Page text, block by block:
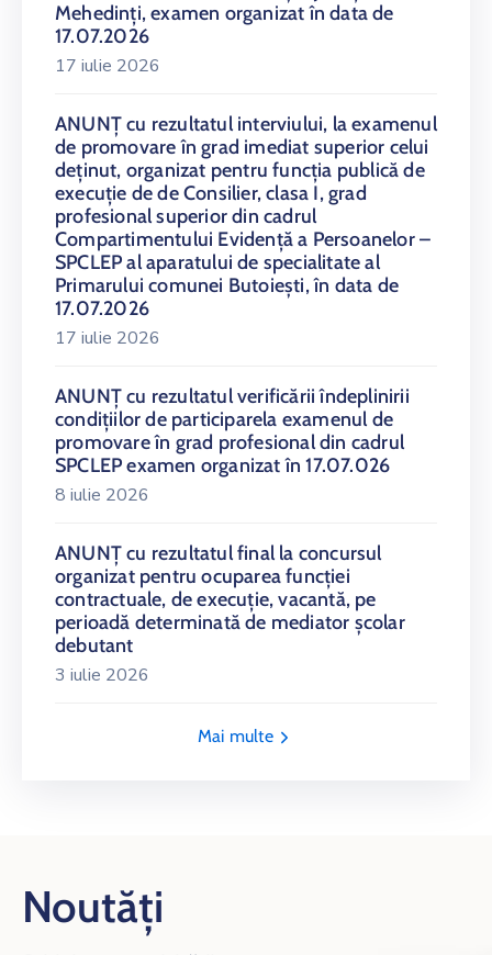
Mehedinți, examen organizat în data de
17.07.2026
17 iulie 2026
ANUNŢ cu rezultatul interviului, la examenul
de promovare în grad imediat superior celui
deținut, organizat pentru funcția publică de
execuție de de Consilier, clasa I, grad
profesional superior din cadrul
Compartimentului Evidență a Persoanelor –
SPCLEP al aparatului de specialitate al
Primarului comunei Butoiești, în data de
17.07.2026
17 iulie 2026
ANUNŢ cu rezultatul verificării îndeplinirii
condițiilor de participarela examenul de
promovare în grad profesional din cadrul
SPCLEP examen organizat în 17.07.026
8 iulie 2026
ANUNŢ cu rezultatul final la concursul
organizat pentru ocuparea funcţiei
contractuale, de execuţie, vacantă, pe
perioadă determinată de mediator școlar
debutant
3 iulie 2026
Mai multe
Noutăți